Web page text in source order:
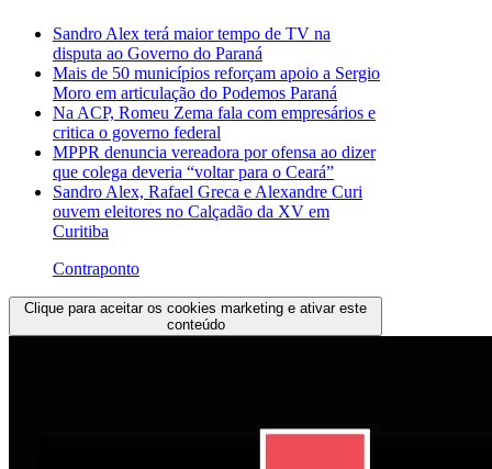
Sandro Alex terá maior tempo de TV na
disputa ao Governo do Paraná
Mais de 50 municípios reforçam apoio a Sergio
Moro em articulação do Podemos Paraná
Na ACP, Romeu Zema fala com empresários e
critica o governo federal
MPPR denuncia vereadora por ofensa ao dizer
que colega deveria “voltar para o Ceará”
Sandro Alex, Rafael Greca e Alexandre Curi
ouvem eleitores no Calçadão da XV em
Curitiba
Contraponto
Clique para aceitar os cookies marketing e ativar este
conteúdo